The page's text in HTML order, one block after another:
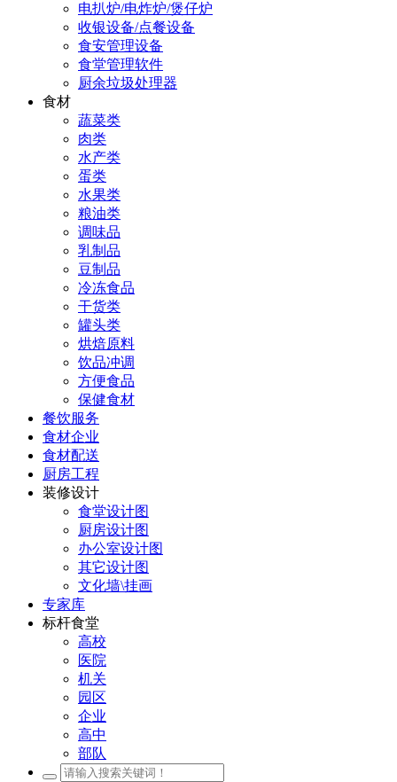
电扒炉/电炸炉/煲仔炉
收银设备/点餐设备
食安管理设备
食堂管理软件
厨余垃圾处理器
食材
蔬菜类
肉类
水产类
蛋类
水果类
粮油类
调味品
乳制品
豆制品
冷冻食品
干货类
罐头类
烘焙原料
饮品冲调
方便食品
保健食材
餐饮服务
食材企业
食材配送
厨房工程
装修设计
食堂设计图
厨房设计图
办公室设计图
其它设计图
文化墙\挂画
专家库
标杆食堂
高校
医院
机关
园区
企业
高中
部队